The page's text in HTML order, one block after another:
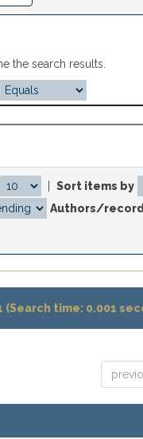
the search results.
Sort items by
Authors/
(Search time: 0.001